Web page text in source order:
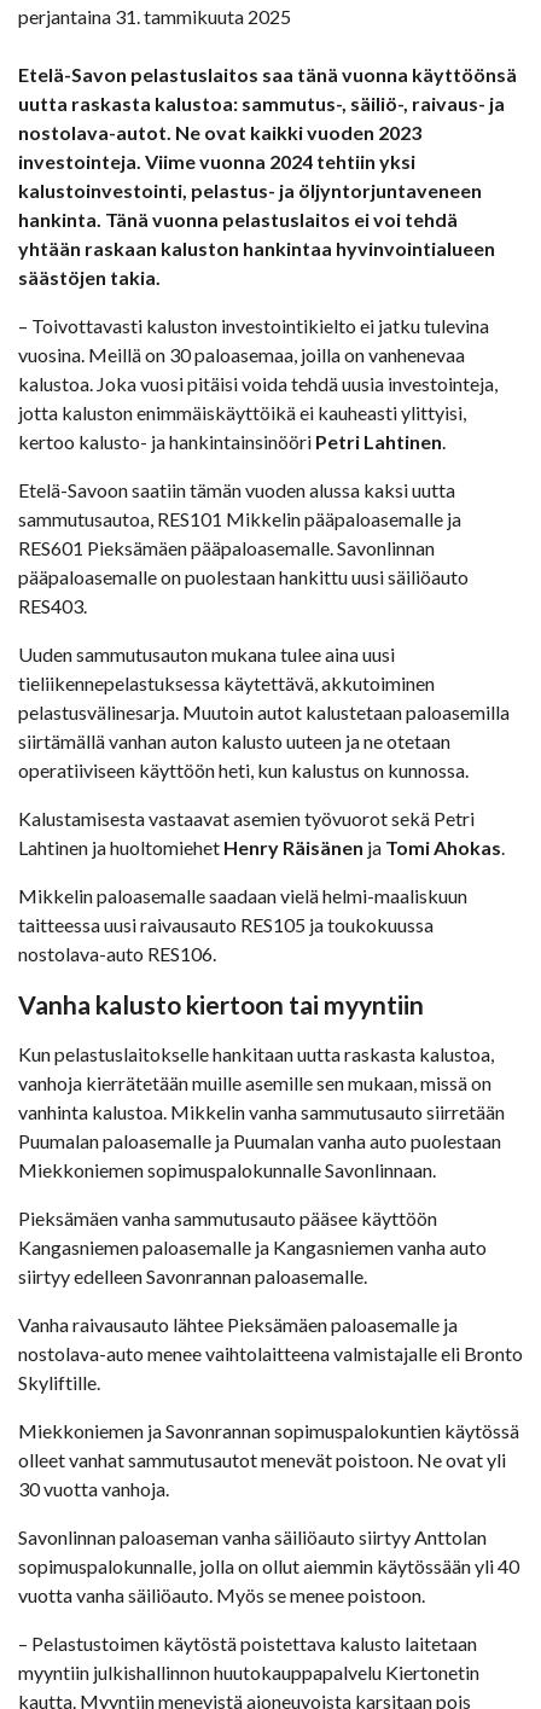
perjantaina 31. tammikuuta 2025
Etelä-Savon pelastuslaitos saa tänä vuonna käyttöönsä
uutta raskasta kalustoa: sammutus-, säiliö-, raivaus- ja
nostolava-autot. Ne ovat kaikki vuoden 2023
investointeja. Viime vuonna 2024 tehtiin yksi
kalustoinvestointi, pelastus- ja öljyntorjuntaveneen
hankinta. Tänä vuonna pelastuslaitos ei voi tehdä
yhtään raskaan kaluston hankintaa hyvinvointialueen
säästöjen takia.
– Toivottavasti kaluston investointikielto ei jatku tulevina
vuosina. Meillä on 30 paloasemaa, joilla on vanhenevaa
kalustoa. Joka vuosi pitäisi voida tehdä uusia investointeja,
jotta kaluston enimmäiskäyttöikä ei kauheasti ylittyisi,
kertoo kalusto- ja hankintainsinööri Petri Lahtinen.
Etelä-Savoon saatiin tämän vuoden alussa kaksi uutta
sammutusautoa, RES101 Mikkelin pääpaloasemalle ja
RES601 Pieksämäen pääpaloasemalle. Savonlinnan
pääpaloasemalle on puolestaan hankittu uusi säiliöauto
RES403.
Uuden sammutusauton mukana tulee aina uusi
tieliikennepelastuksessa käytettävä, akkutoiminen
pelastusvälinesarja. Muutoin autot kalustetaan paloasemilla
siirtämällä vanhan auton kalusto uuteen ja ne otetaan
operatiiviseen käyttöön heti, kun kalustus on kunnossa.
Kalustamisesta vastaavat asemien työvuorot sekä Petri
Lahtinen ja huoltomiehet Henry Räisänen ja Tomi Ahokas.
Mikkelin paloasemalle saadaan vielä helmi-maaliskuun
taitteessa uusi raivausauto RES105 ja toukokuussa
nostolava-auto RES106.
Vanha kalusto kiertoon tai myyntiin
Kun pelastuslaitokselle hankitaan uutta raskasta kalustoa,
vanhoja kierrätetään muille asemille sen mukaan, missä on
vanhinta kalustoa. Mikkelin vanha sammutusauto siirretään
Puumalan paloasemalle ja Puumalan vanha auto puolestaan
Miekkoniemen sopimuspalokunnalle Savonlinnaan.
Pieksämäen vanha sammutusauto pääsee käyttöön
Kangasniemen paloasemalle ja Kangasniemen vanha auto
siirtyy edelleen Savonrannan paloasemalle.
Vanha raivausauto lähtee Pieksämäen paloasemalle ja
nostolava-auto menee vaihtolaitteena valmistajalle eli Bronto
Skyliftille.
Miekkoniemen ja Savonrannan sopimuspalokuntien käytössä
olleet vanhat sammutusautot menevät poistoon. Ne ovat yli
30 vuotta vanhoja.
Savonlinnan paloaseman vanha säiliöauto siirtyy Anttolan
sopimuspalokunnalle, jolla on ollut aiemmin käytössään yli 40
vuotta vanha säiliöauto. Myös se menee poistoon.
– Pelastustoimen käytöstä poistettava kalusto laitetaan
myyntiin julkishallinnon huutokauppapalvelu Kiertonetin
kautta. Myyntiin menevistä ajoneuvoista karsitaan pois